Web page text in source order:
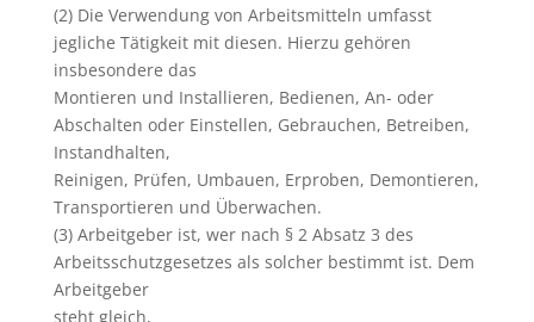
(2) Die Verwendung von Arbeitsmitteln umfasst
jegliche Tätigkeit mit diesen. Hierzu gehören
insbesondere das
Montieren und Installieren, Bedienen, An- oder
Abschalten oder Einstellen, Gebrauchen, Betreiben,
Instandhalten,
Reinigen, Prüfen, Umbauen, Erproben, Demontieren,
Transportieren und Überwachen.
(3) Arbeitgeber ist, wer nach § 2 Absatz 3 des
Arbeitsschutzgesetzes als solcher bestimmt ist. Dem
Arbeitgeber
steht gleich,